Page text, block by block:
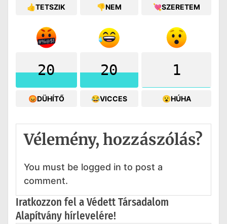
👍TETSZIK 👎NEM 💘SZERETEM
20
😡DÜHÍTŐ
20
😂VICCES
1
😮HÚHA
Vélemény, hozzászólás?
You must be logged in to post a
comment.
Iratkozzon fel a Védett Társadalom
Alapítvány hírlevelére!